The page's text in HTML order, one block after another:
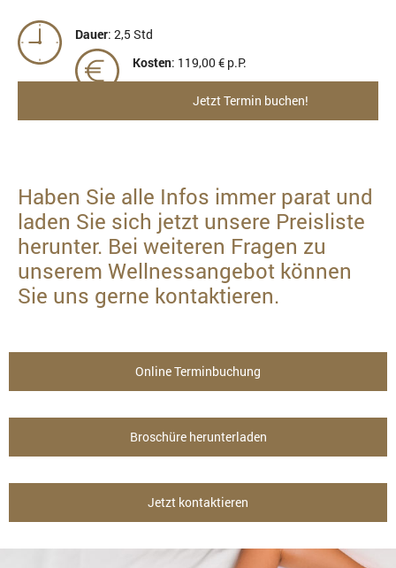
Dauer: 2,5 Std
Kosten: 119,00 € p.P.
Jetzt Termin buchen!
Haben Sie alle Infos immer parat und
laden Sie sich jetzt unsere Preisliste
herunter. Bei weiteren Fragen zu
unserem Wellnessangebot können
Sie uns gerne kontaktieren.
Online Terminbuchung
Broschüre herunterladen
Jetzt kontaktieren